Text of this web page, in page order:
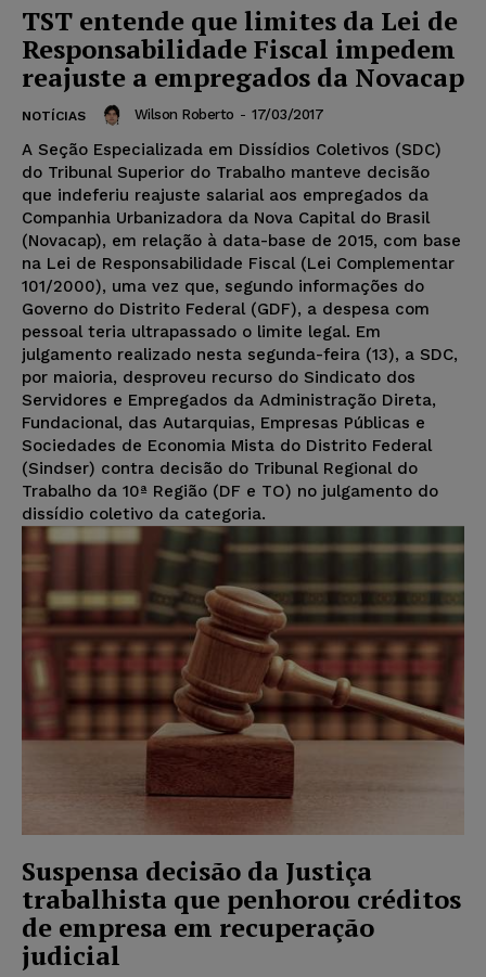
TST entende que limites da Lei de
Responsabilidade Fiscal impedem
reajuste a empregados da Novacap
NOTÍCIAS Wilson Roberto - 17/03/2017
A Seção Especializada em Dissídios Coletivos (SDC)
do Tribunal Superior do Trabalho manteve decisão
que indeferiu reajuste salarial aos empregados da
Companhia Urbanizadora da Nova Capital do Brasil
(Novacap), em relação à data-base de 2015, com base
na Lei de Responsabilidade Fiscal (Lei Complementar
101/2000), uma vez que, segundo informações do
Governo do Distrito Federal (GDF), a despesa com
pessoal teria ultrapassado o limite legal. Em
julgamento realizado nesta segunda-feira (13), a SDC,
por maioria, desproveu recurso do Sindicato dos
Servidores e Empregados da Administração Direta,
Fundacional, das Autarquias, Empresas Públicas e
Sociedades de Economia Mista do Distrito Federal
(Sindser) contra decisão do Tribunal Regional do
Trabalho da 10ª Região (DF e TO) no julgamento do
dissídio coletivo da categoria.
Suspensa decisão da Justiça
trabalhista que penhorou créditos
de empresa em recuperação
judicial